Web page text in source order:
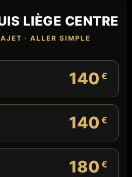
LIÈGE CENTRE
· ALLER SIMPLE
140€
140€
180€